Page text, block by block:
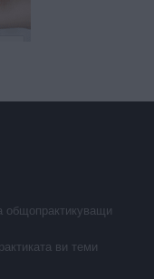
общопрактикуващи
ви теми